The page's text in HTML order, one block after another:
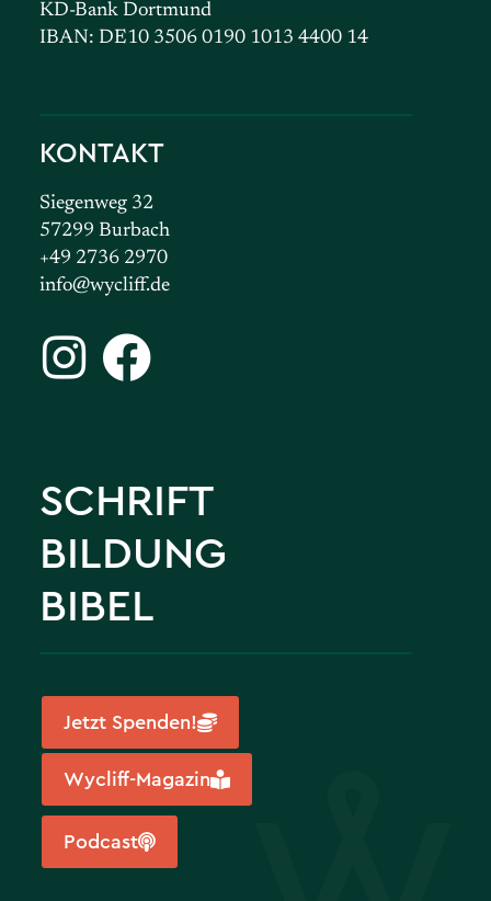
KONTAKT
Siegenweg 32
57299 Burbach
+49 2736 2970
info@wycliff.de
KD-Bank Dortmund
IBAN: DE10 3506 0190 1013 4400 14
SCHRIFT
BILDUNG
BIBEL
Jetzt Spenden!
Wycliff-Magazin
Podcast